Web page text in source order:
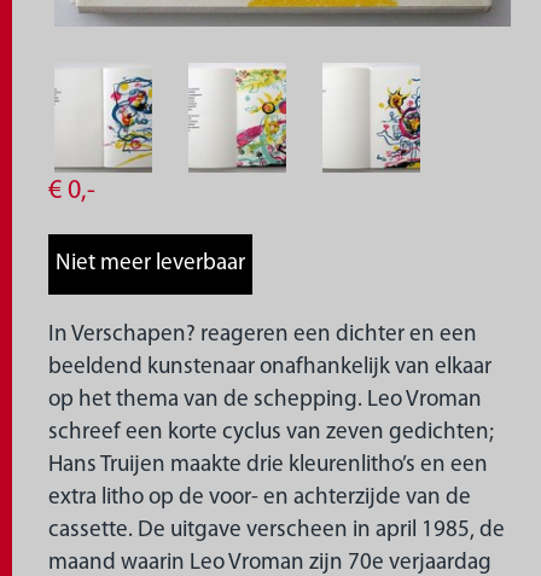
€ 0,-
In Verschapen? reageren een dichter en een
beeldend kunstenaar onafhankelijk van elkaar
op het thema van de schepping. Leo Vroman
schreef een korte cyclus van zeven gedichten;
Hans Truijen maakte drie kleurenlitho’s en een
extra litho op de voor- en achterzijde van de
cassette. De uitgave verscheen in april 1985, de
maand waarin Leo Vroman zijn 70e verjaardag